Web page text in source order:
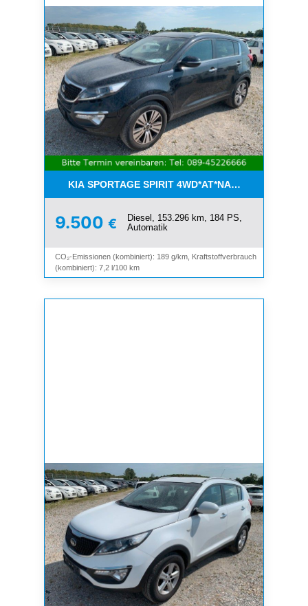
KIA SPORTAGE SPIRIT 4WD*AT*NAVI*8-
9.500 €
Diesel, 153.296 km, 184 PS,
Automatik
CO₂-Emissionen (kombiniert): 189 g/km, Kraftstoffverbrauch
(kombiniert): 7,2 l/100 km